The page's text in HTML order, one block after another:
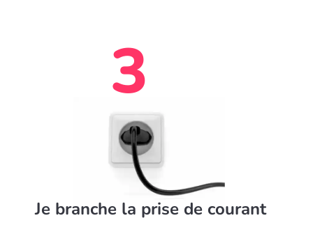
3
Je branche la prise de courant